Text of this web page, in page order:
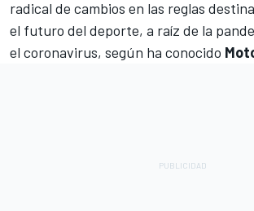
radical de cambios en las reglas
el futuro del deporte, a raíz de la
el coronavirus, según ha conocido